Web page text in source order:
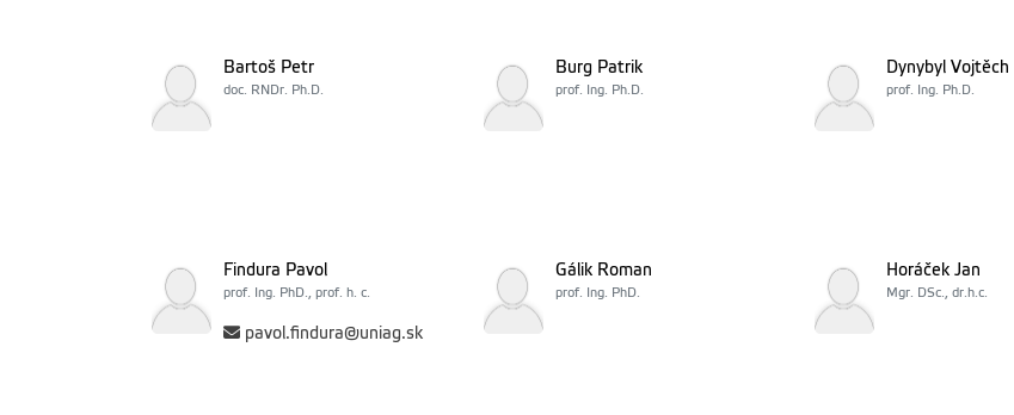
Bartoš Petr
doc. RNDr. Ph.D.
Burg Patrik
prof. Ing. Ph.D.
Dynybyl Vojtěch
prof. Ing. Ph.D.
Findura Pavol
prof. Ing. PhD., prof. h. c.
pavol.findura@uniag.sk
Gálik Roman
prof. Ing. PhD.
Horáček Jan
Mgr. DSc., dr.h.c.